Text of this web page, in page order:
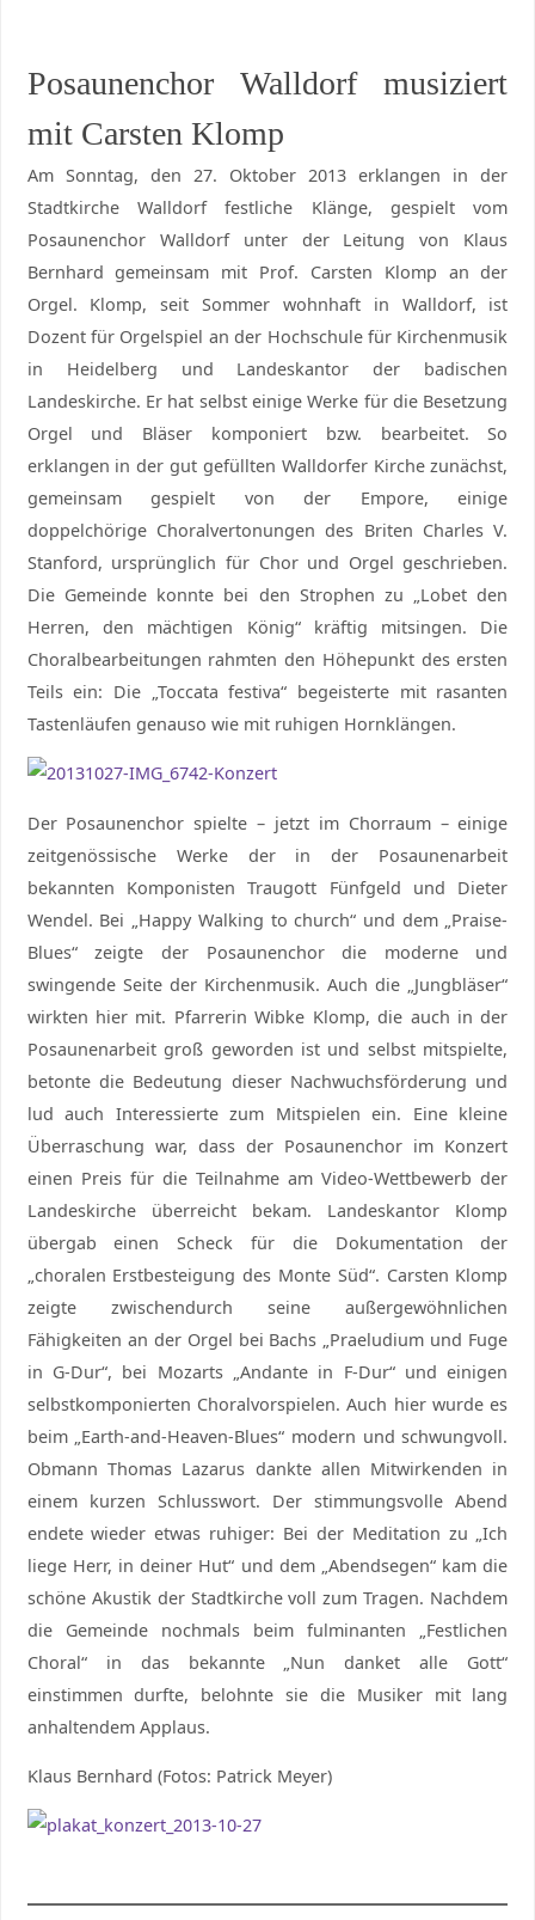
Posaunenchor Walldorf musiziert
mit Carsten Klomp
Am Sonntag, den 27. Oktober 2013 erklangen in der
Stadtkirche Walldorf festliche Klänge, gespielt vom
Posaunenchor Walldorf unter der Leitung von Klaus
Bernhard gemeinsam mit Prof. Carsten Klomp an der
Orgel. Klomp, seit Sommer wohnhaft in Walldorf, ist
Dozent für Orgelspiel an der Hochschule für Kirchenmusik
in Heidelberg und Landeskantor der badischen
Landeskirche. Er hat selbst einige Werke für die Besetzung
Orgel und Bläser komponiert bzw. bearbeitet. So
erklangen in der gut gefüllten Walldorfer Kirche zunächst,
gemeinsam gespielt von der Empore, einige
doppelchörige Choralvertonungen des Briten Charles V.
Stanford, ursprünglich für Chor und Orgel geschrieben.
Die Gemeinde konnte bei den Strophen zu „Lobet den
Herren, den mächtigen König“ kräftig mitsingen. Die
Choralbearbeitungen rahmten den Höhepunkt des ersten
Teils ein: Die „Toccata festiva“ begeisterte mit rasanten
Tastenläufen genauso wie mit ruhigen Hornklängen.
Der Posaunenchor spielte – jetzt im Chorraum – einige
zeitgenössische Werke der in der Posaunenarbeit
bekannten Komponisten Traugott Fünfgeld und Dieter
Wendel. Bei „Happy Walking to church“ und dem „Praise-
Blues“ zeigte der Posaunenchor die moderne und
swingende Seite der Kirchenmusik. Auch die „Jungbläser“
wirkten hier mit. Pfarrerin Wibke Klomp, die auch in der
Posaunenarbeit groß geworden ist und selbst mitspielte,
betonte die Bedeutung dieser Nachwuchsförderung und
lud auch Interessierte zum Mitspielen ein. Eine kleine
Überraschung war, dass der Posaunenchor im Konzert
einen Preis für die Teilnahme am Video-Wettbewerb der
Landeskirche überreicht bekam. Landeskantor Klomp
übergab einen Scheck für die Dokumentation der
„choralen Erstbesteigung des Monte Süd“. Carsten Klomp
zeigte zwischendurch seine außergewöhnlichen
Fähigkeiten an der Orgel bei Bachs „Praeludium und Fuge
in G-Dur“, bei Mozarts „Andante in F-Dur“ und einigen
selbstkomponierten Choralvorspielen. Auch hier wurde es
beim „Earth-and-Heaven-Blues“ modern und schwungvoll.
Obmann Thomas Lazarus dankte allen Mitwirkenden in
einem kurzen Schlusswort. Der stimmungsvolle Abend
endete wieder etwas ruhiger: Bei der Meditation zu „Ich
liege Herr, in deiner Hut“ und dem „Abendsegen“ kam die
schöne Akustik der Stadtkirche voll zum Tragen. Nachdem
die Gemeinde nochmals beim fulminanten „Festlichen
Choral“ in das bekannte „Nun danket alle Gott“
einstimmen durfte, belohnte sie die Musiker mit lang
anhaltendem Applaus.
Klaus Bernhard (Fotos: Patrick Meyer)